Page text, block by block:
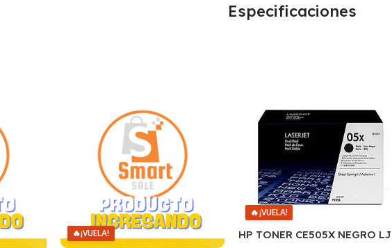
Especificaciones
🔥¡VUELA!
🔥¡VUELA!
HP TONER CE505X NEGRO LJ